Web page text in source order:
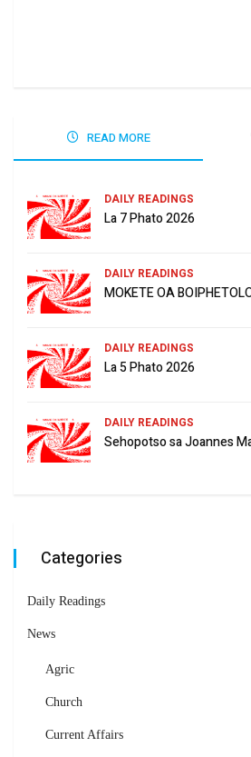
READ MORE
DAILY READINGS
La 7 Phato 2026
DAILY READINGS
MOKETE OA
DAILY READINGS
La 5 Phato 2026
DAILY READINGS
Sehopotso sa Joannes
Categories
Daily Readings
News
Agric
Church
Current Affairs